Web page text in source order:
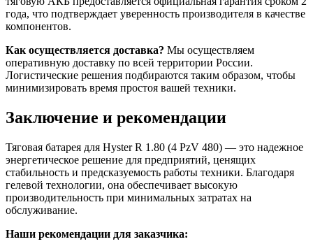
года, что подтверждает уверенность производителя в качестве
компонентов.
Как осуществляется доставка? Мы осуществляем
оперативную доставку по всей территории России.
Логистические решения подбираются таким образом, чтобы
минимизировать время простоя вашей техники.
Заключение и рекомендации
Тяговая батарея для Hyster R 1.80 (4 PzV 480) — это надежное
энергетическое решение для предприятий, ценящих
стабильность и предсказуемость работы техники. Благодаря
гелевой технологии, она обеспечивает высокую
производительность при минимальных затратах на
обслуживание.
Наши рекомендации для заказчика: